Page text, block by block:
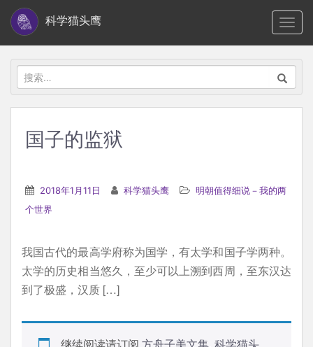
i
科学猫头鹰
搜
索：
国子的监狱
2018年1月11日 科学猫头鹰
明朝值得细说－我的两
个世界
我国古代的最高学府称为国学，有太学和国子学两种。
太学的历史相当悠久，至少可以上溯到西周，至东汉达
到了极盛，汉质 […]